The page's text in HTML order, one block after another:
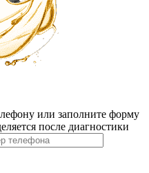
или заполните форму
после диагностики